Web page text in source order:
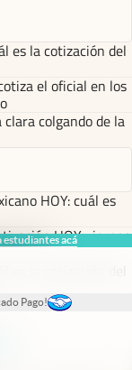
estudiantes acá
Pago!
es la cotización del
el oficial en los
colgando de la
HOY: cuál es
HOY viernes
pestaña
pestaña
nueva pestaña
en nueva pestaña